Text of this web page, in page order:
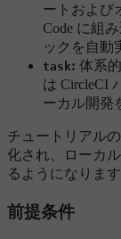
ートおよび
Code に組
ックを自動
task: 体系
は CircleCI
ーカル開発
チュートリアル
化され、ローカ
るようになります
前提条件